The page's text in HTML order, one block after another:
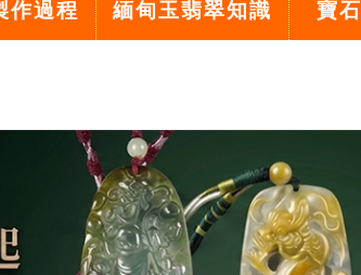
作過程 緬甸玉翡翠知識 寶